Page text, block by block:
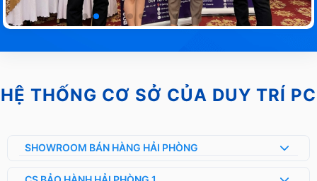
HỆ THỐNG CƠ SỞ CỦA DUY TRÍ PC
SHOWROOM BÁN HÀNG HẢI PHÒNG